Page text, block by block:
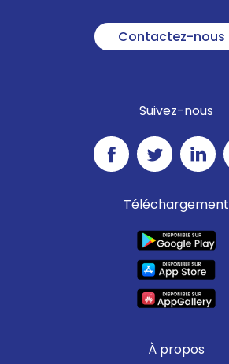
Contactez-nous
Suivez-nous
Téléchargement
À propos